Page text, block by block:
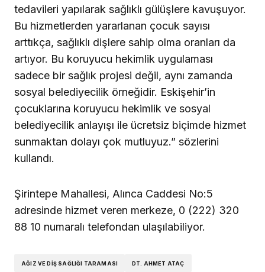
tedavileri yapılarak sağlıklı gülüşlere kavuşuyor.
Bu hizmetlerden yararlanan çocuk sayısı
arttıkça, sağlıklı dişlere sahip olma oranları da
artıyor. Bu koruyucu hekimlik uygulaması
sadece bir sağlık projesi değil, aynı zamanda
sosyal belediyecilik örneğidir. Eskişehir’in
çocuklarına koruyucu hekimlik ve sosyal
belediyecilik anlayışı ile ücretsiz biçimde hizmet
sunmaktan dolayı çok mutluyuz.” sözlerini
kullandı.
Şirintepe Mahallesi, Alınca Caddesi No:5
adresinde hizmet veren merkeze, 0 (222) 320
88 10 numaralı telefondan ulaşılabiliyor.
AĞIZ VE DIŞ SAĞLIĞI TARAMASI DT. AHMET ATAÇ